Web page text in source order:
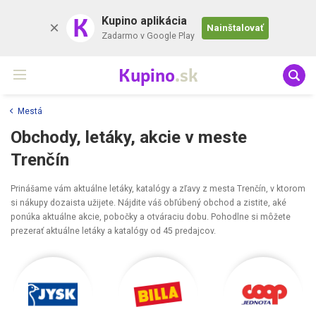
K Kupino aplikácia
Zadarmo v Google Play
Nainštalovať
Kupino.sk
Mestá
Obchody, letáky, akcie v meste
Trenčín
Prinášame vám aktuálne letáky, katalógy a zľavy z mesta Trenčín, v ktorom
si nákupy dozaista užijete. Nájdite váš obľúbený obchod a zistite, aké
ponúka aktuálne akcie, pobočky a otváraciu dobu. Pohodlne si môžete
prezerať aktuálne letáky a katalógy od 45 predajcov.